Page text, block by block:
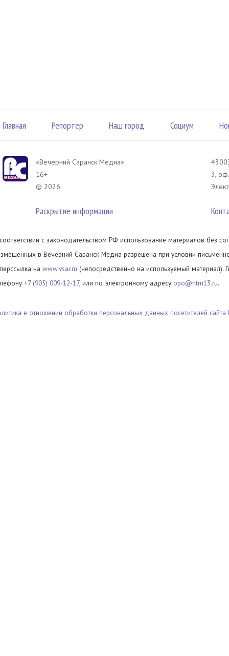
Главная Репортер Наш город Социум
«Вечерний Саранск Mедиа»
16+
© 2026
Раскрытие информации
3,
с законодательством РФ использование материалов без
в Вечерний Саранск Медиа разрешена при условии
на www.vsar.ru (непосредственно на используемый материал).
+7 (905) 009-12-17, или по электронному адресу opo@ntm13.ru.
в отношении обработки персональных данных посетителей